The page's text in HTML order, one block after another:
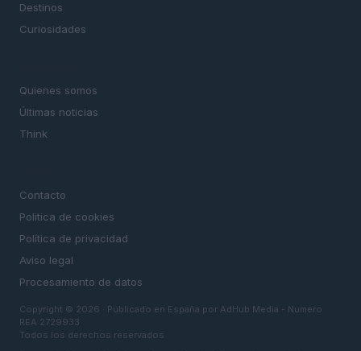
Destinos
Curiosidades
Quienes somos
Últimas noticias
Think
Contacto
Politica de cookies
Política de privacidad
Aviso legal
Procesamiento de datos
Copyright © 2026 · Publicado en España por AdHub Media - Numero
REA 2729933
Todos los derechos reservados